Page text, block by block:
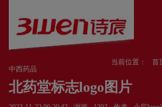
当前位置： 首
中西药品
北药堂标志logo图片